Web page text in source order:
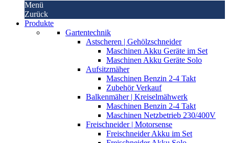
Menü
Zurück
Produkte
Gartentechnik
Astscheren | Gehölzschneider
Maschinen Akku Geräte im Set
Maschinen Akku Geräte Solo
Aufsitzmäher
Maschinen Benzin 2-4 Takt
Zubehör Verkauf
Balkenmäher | Kreiselmähwerk
Maschinen Benzin 2-4 Takt
Maschinen Netzbetrieb 230/400V
Freischneider | Motorsense
Freischneider Akku im Set